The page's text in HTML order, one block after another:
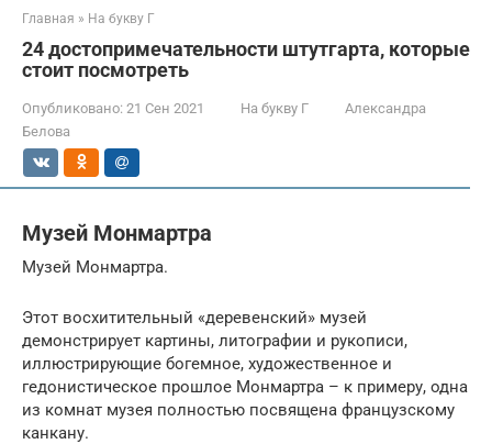
Главная » На букву Г
24 достопримечательности штутгарта, которые
стоит посмотреть
Опубликовано: 21 Сен 2021 На букву Г
Александра
Белова
Музей Монмартра
Музей Монмартра.
Этот восхитительный «деревенский» музей
демонстрирует картины, литографии и рукописи,
иллюстрирующие богемное, художественное и
гедонистическое прошлое Монмартра – к примеру, одна
из комнат музея полностью посвящена французскому
канкану.